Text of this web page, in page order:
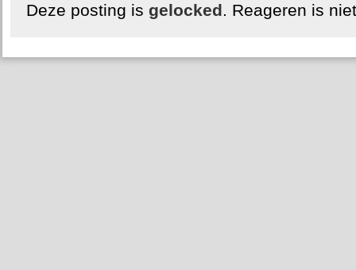
Deze posting is gelocked. Reageren is